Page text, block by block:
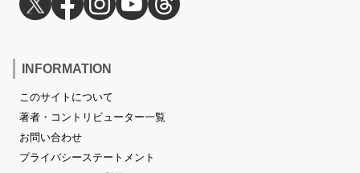
INFORMATION
このサイトについて
著者・コントリビューター一覧
お問い合わせ
プライバシーステートメント